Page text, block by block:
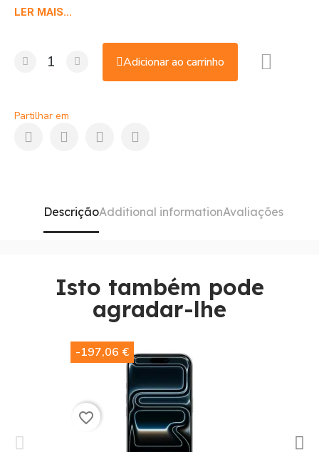
A19 Pro, o seu sistema de câmara tripla com zoom ótico
criatividade. Pode comprá-lo ao melhor preço em Portugal
na Shop Duty Free.
LER MAIS...
Adicionar ao carrinho
Partilhar em
DescriçãoAdditional informationAvaliações
Isto também pode
agradar-lhe​
-197,06 €
favorite_border